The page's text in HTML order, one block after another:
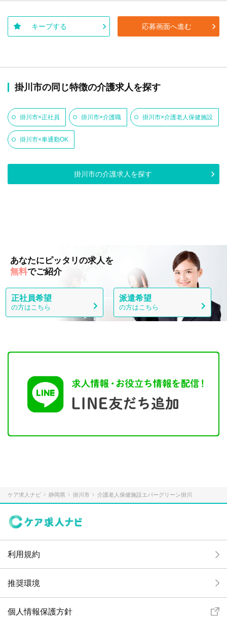
キープする 応募画面へ進む
掛川市の同じ特徴の介護求人を探す
掛川市×正社員 掛川市×介護職 掛川市×介護老人保健施設
掛川市×車通勤OK
掛川市の介護求人を探す
あなたにピッタリの求人を
無料でご紹介
正社員希望
の方はこちら
派遣希望
の方はこちら
ケア求人ナビ 静岡県 掛川市 介護老人保健施設エバーグリーン掛川
利用規約
推奨環境
個人情報保護方針